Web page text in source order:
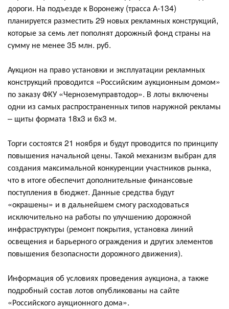
дороги. На подъезде к Воронежу (трасса А-134)
планируется разместить 29 новых рекламных конструкций,
которые за семь лет пополнят дорожный фонд страны на
сумму не менее 35 млн. руб.
Аукцион на право установки и эксплуатации рекламных
конструкций проводится «Российским аукционным домом»
по заказу ФКУ «Черноземуправтодор». В лоты включены
одни из самых распространенных типов наружной рекламы
– щиты формата 18х3 и 6х3 м.
Торги состоятся 21 ноября и будут проводится по принципу
повышения начальной цены. Такой механизм выбран для
создания максимальной конкуренции участников рынка,
что в итоге обеспечит дополнительные финансовые
поступления в бюджет. Данные средства будут
«окрашены» и в дальнейшем смогу расходоваться
исключительно на работы по улучшению дорожной
инфраструктуры (ремонт покрытия, установка линий
освещения и барьерного ограждения и других элементов
повышения безопасности дорожного движения).
Информация об условиях проведения аукциона, а также
подробный состав лотов опубликованы на сайте
«Российского аукционного дома».